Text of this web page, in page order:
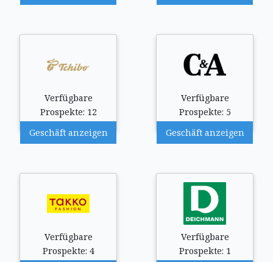
Verfügbare
Prospekte: 12
Geschäft anzeigen
Verfügbare
Prospekte: 5
Geschäft anzeigen
Verfügbare
Prospekte: 4
Verfügbare
Prospekte: 1